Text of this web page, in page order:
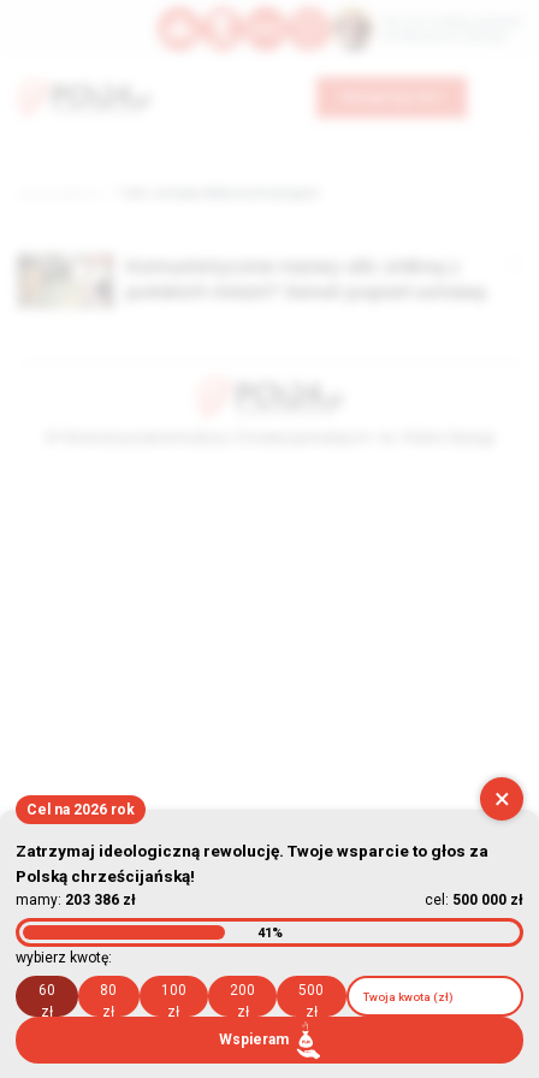
×
Cel na 2026 rok
Zatrzymaj ideologiczną rewolucję. Twoje wsparcie to głos za
Polską chrześcijańską!
mamy: 203 386 zł cel: 500 000 zł
41%
wybierz kwotę:
60
zł
80
zł
100
zł
200
zł
500
zł
Wspieram